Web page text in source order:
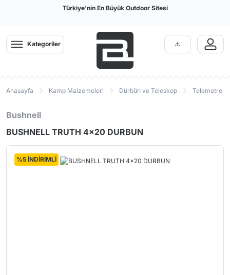
Türkiye'nin En Büyük Outdoor Sitesi
Kategoriler
Anasayfa Kamp Malzemeleri Dürbün ve Teleskop Telemetre
Bushnell
BUSHNELL TRUTH 4x20 DURBUN
%5 İNDİRİMLİ